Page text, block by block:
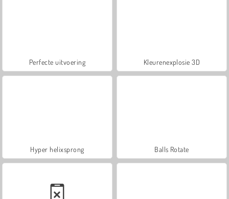
Perfecte uitvoering Kleurenexplosie 3D
Hyper helixsprong Balls Rotate